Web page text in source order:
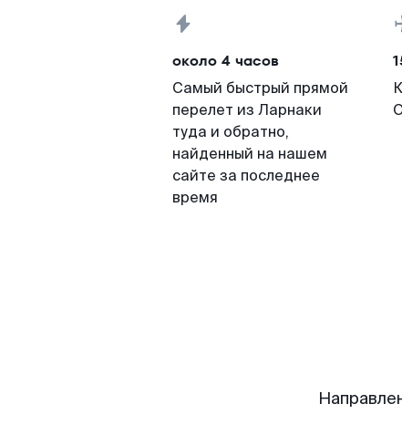
около 4 часов
Самый быстрый прямой
перелет из Ларнаки
туда и обратно,
найденный на нашем
сайте за последнее
время